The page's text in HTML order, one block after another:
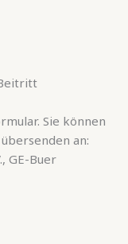
Sie können
an:
GE-Buer